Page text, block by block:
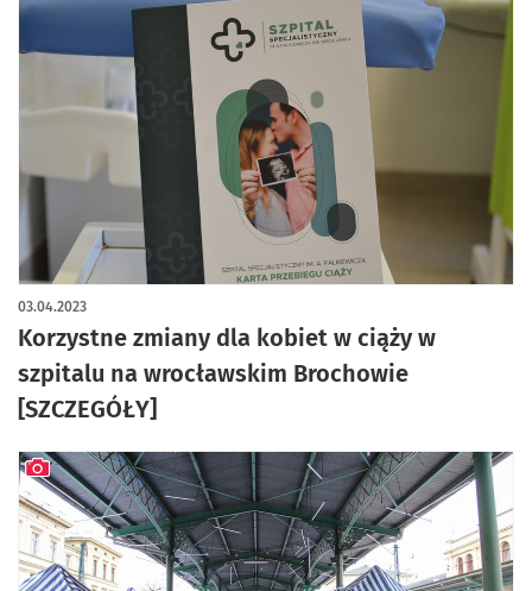
Korzystne zmiany dla kobiet w ciąży w
szpitalu na wrocławskim Brochowie
[SZCZEGÓŁY]
03.04.2023